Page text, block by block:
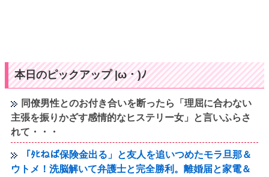
本日のピックアップ |ω・)ﾉ
同僚男性とのお付き合いを断ったら「理屈に合わない
主張を振りかざす感情的なヒステリー女」と言いふらさ
れて・・・
「ﾀﾋねば保険金出る」と友人を追いつめたモラ旦那＆
ウトメ！洗脳解いて弁護士と完全勝利。離婚届と家電＆